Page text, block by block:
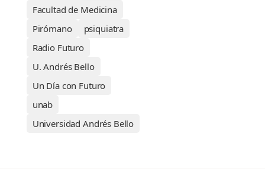
Facultad de Medicina
Pirómano
psiquiatra
Radio Futuro
U. Andrés Bello
Un Día con Futuro
unab
Universidad Andrés Bello